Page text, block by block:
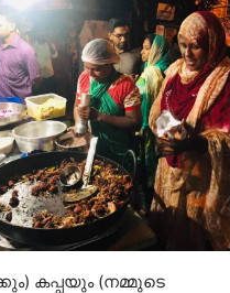
കപ്പയും (നമ്മുടെ